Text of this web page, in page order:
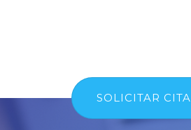
SOLICITAR CITA